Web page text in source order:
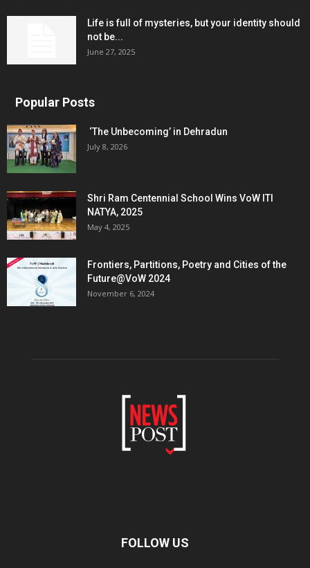
Life is full of mysteries, but your identity should
not be...
June 27, 2025
Popular Posts
‘The Unbecoming’ in Dehradun
July 8, 2026
Shri Ram Centennial School Wins VoW ITI
NATYA, 2025
May 4, 2025
Frontiers, Partitions, Poetry and Cities of the
Future@VoW 2024
November 6, 2024
FOLLOW US